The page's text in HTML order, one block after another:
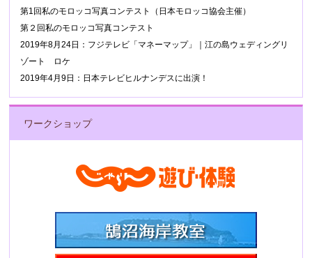
第1回私のモロッコ写真コンテスト（日本モロッコ協会主催）
第２回私のモロッコ写真コンテスト
2019年8月24日：フジテレビ「マネーマップ」｜江の島ウェディングリ
ゾート ロケ
2019年4月9日：日本テレビヒルナンデスに出演！
ワークショップ